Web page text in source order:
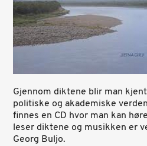
Gjennom diktene blir man
politiske og akademiske
finnes en CD hvor man kan
leser diktene og musikken er
Georg Buljo.